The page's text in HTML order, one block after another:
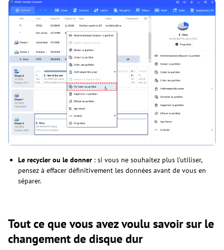
Le recycler ou le donner : si vous ne souhaitez plus l'utiliser,
pensez à effacer définitivement les données avant de vous en
séparer.
Tout ce que vous avez voulu savoir sur le
changement de disque dur